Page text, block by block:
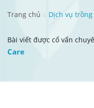
Trang chủ Dịch vụ
Bài viết được cố vấn
Care